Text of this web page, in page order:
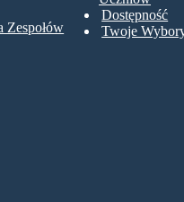
Zespołów
Dostępność
Twoje